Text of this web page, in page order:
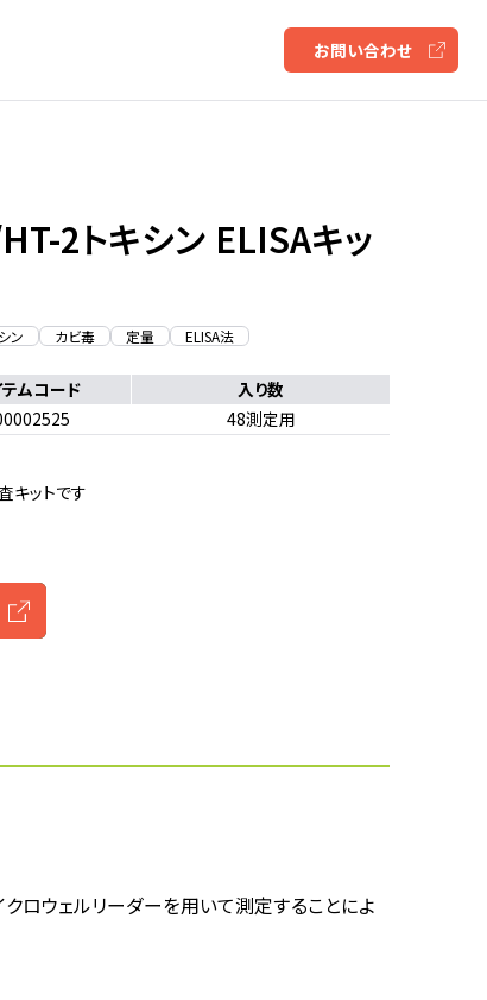
お問い合わせ
2トキシン ELISAキッ
ン カビ毒 定量 ELISA法
テムコード
入り数
48測定用
キットです
ロウェルリーダーを用いて測定することによ